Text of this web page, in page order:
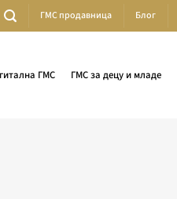
ГМС продавница Блог
ГМС ГМС за децу и младе